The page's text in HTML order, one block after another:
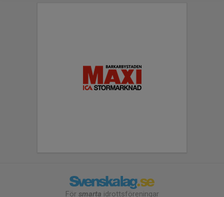
För smarta idrottsföreningar